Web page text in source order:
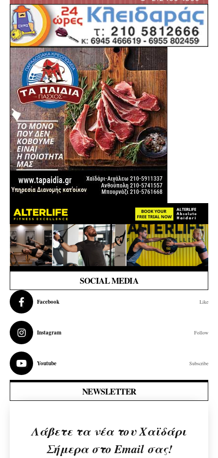
SOCIAL MEDIA
Facebook Like
Instagram Follow
Youtube Subscribe
NEWSLETTER
Λάβετε τα νέα του Χαϊδάρι
Σήμερα στο Email σας!